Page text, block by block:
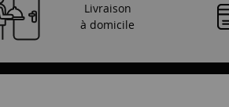
Livraison
à domicile